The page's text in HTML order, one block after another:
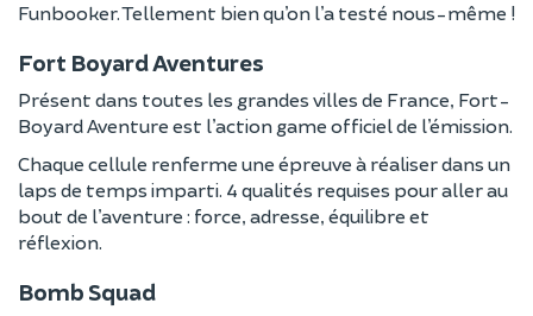
Funbooker. Tellement bien qu’on l’a testé nous-même !
Fort Boyard Aventures
Présent dans toutes les grandes villes de France, Fort-
Boyard Aventure est l’action game officiel de l’émission.
Chaque cellule renferme une épreuve à réaliser dans un
laps de temps imparti. 4 qualités requises pour aller au
bout de l’aventure : force, adresse, équilibre et
réflexion.
Bomb Squad